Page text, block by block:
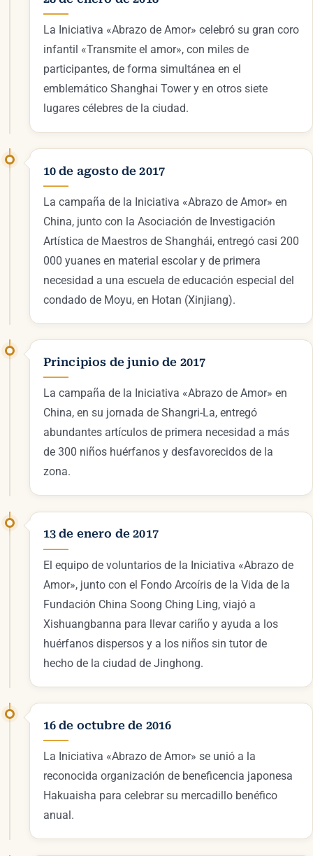
La Iniciativa «Abrazo de Amor» celebró su gran coro
infantil «Transmite el amor», con miles de
participantes, de forma simultánea en el
emblemático Shanghai Tower y en otros siete
lugares célebres de la ciudad.
10 de agosto de 2017
La campaña de la Iniciativa «Abrazo de Amor» en
China, junto con la Asociación de Investigación
Artística de Maestros de Shanghái, entregó casi 200
000 yuanes en material escolar y de primera
necesidad a una escuela de educación especial del
condado de Moyu, en Hotan (Xinjiang).
Principios de junio de 2017
La campaña de la Iniciativa «Abrazo de Amor» en
China, en su jornada de Shangri-La, entregó
abundantes artículos de primera necesidad a más
de 300 niños huérfanos y desfavorecidos de la
zona.
13 de enero de 2017
El equipo de voluntarios de la Iniciativa «Abrazo de
Amor», junto con el Fondo Arcoíris de la Vida de la
Fundación China Soong Ching Ling, viajó a
Xishuangbanna para llevar cariño y ayuda a los
huérfanos dispersos y a los niños sin tutor de
hecho de la ciudad de Jinghong.
16 de octubre de 2016
La Iniciativa «Abrazo de Amor» se unió a la
reconocida organización de beneficencia japonesa
Hakuaisha para celebrar su mercadillo benéfico
anual.